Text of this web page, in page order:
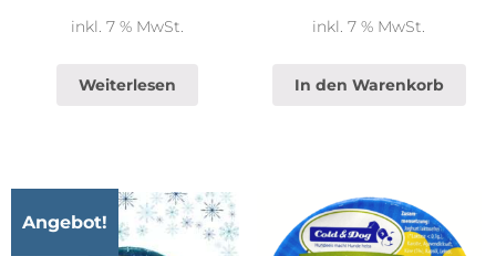
inkl. 7 % MwSt.
Weiterlesen
inkl. 7 % MwSt.
In den Warenkorb
Angebot!